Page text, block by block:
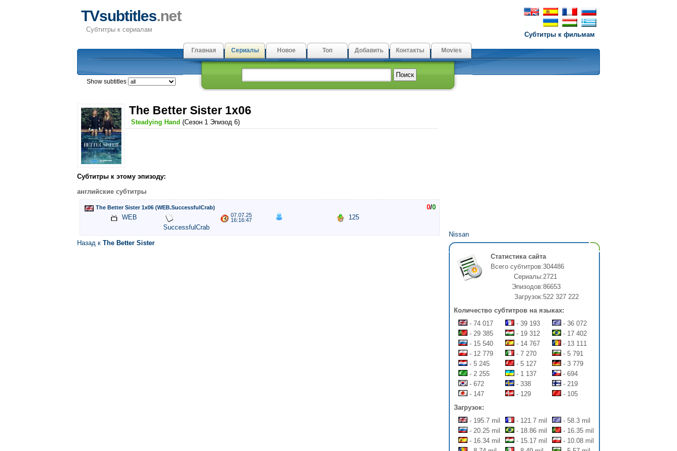
Субтитры к фильмам
TVsubtitles.net
Субтитры к сериалам
Главная Сериалы Новое Топ Добавить Контакты Movies
Show subtitles
The Better Sister 1x06
Steadying Hand (Сезон 1 Эпизод 6)
Субтитры к этому эпизоду:
английские субтитры
0/0
The Better Sister 1x06 (WEB.SuccessfulCrab)
WEB
SuccessfulCrab
07.07.25
16:16:47
125
Назад к The Better Sister
Nissan
Статистика сайта
Всего субтитров:304486
Сериалы:2721
Эпизодов:86653
Загрузок:522 327 222
Количество субтитров на языках:
- 74 017
- 39 193
- 36 072
- 29 385
- 19 312
- 17 402
- 15 540
- 14 767
- 13 111
- 12 779
- 7 270
- 5 791
- 5 245
- 5 127
- 3 779
- 2 255
- 1 137
- 694
- 672
- 338
- 219
- 147
- 129
- 105
Загрузок:
- 195.7 mil
- 121.7 mil
- 58.3 mil
- 20.25 mil
- 18.86 mil
- 16.35 mil
- 16.34 mil
- 15.17 mil
- 10.08 mil